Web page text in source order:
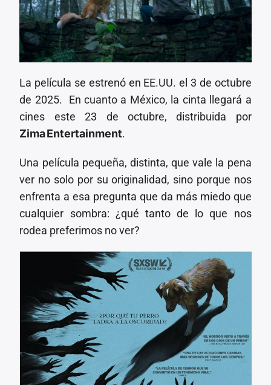
La película se estrenó en EE.UU. el 3 de octubre
de 2025. En cuanto a México, la cinta llegará a
cines este 23 de octubre, distribuida por
ZimaEntertainment.
Una película pequeña, distinta, que vale la pena
ver no solo por su originalidad, sino porque nos
enfrenta a esa pregunta que da más miedo que
cualquier sombra: ¿qué tanto de lo que nos
rodea preferimos no ver?